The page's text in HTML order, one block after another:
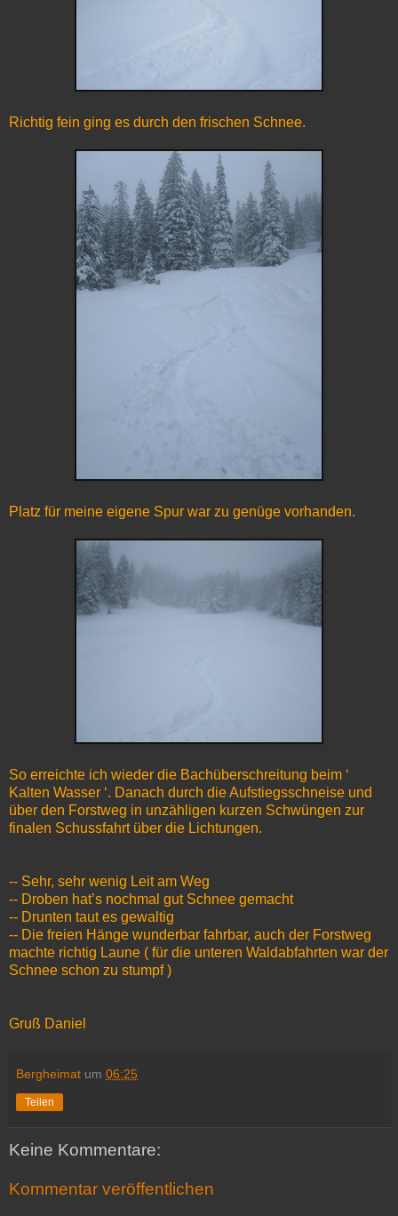
Richtig fein ging es durch den frischen Schnee.
Platz für meine eigene Spur war zu genüge vorhanden.
So erreichte ich wieder die Bachüberschreitung beim ‘
Kalten Wasser ‘. Danach durch die Aufstiegsschneise und
über den Forstweg in unzähligen kurzen Schwüngen zur
finalen Schussfahrt über die Lichtungen.
-- Sehr, sehr wenig Leit am Weg
-- Droben hat’s nochmal gut Schnee gemacht
-- Drunten taut es gewaltig
-- Die freien Hänge wunderbar fahrbar, auch der Forstweg
machte richtig Laune ( für die unteren Waldabfahrten war der
Schnee schon zu stumpf )
Gruß Daniel
Bergheimat um 06:25
Teilen
Keine Kommentare:
Kommentar veröffentlichen